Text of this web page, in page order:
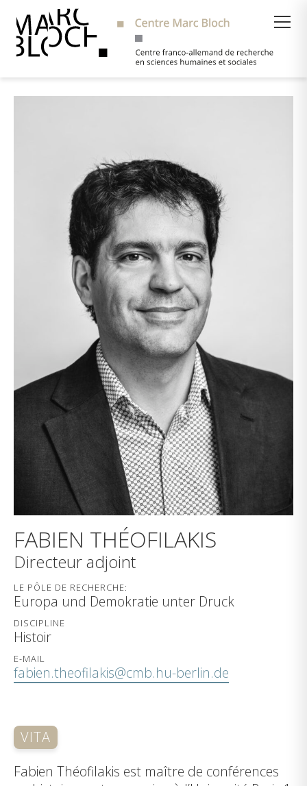
FABIEN THÉOFILAKIS
Directeur adjoint
LE PÔLE DE RECHERCHE:
Europa und Demokratie unter Druck
DISCIPLINE
Histoir
E-MAIL
fabien.theofilakis@cmb.hu-berlin.de
VITA
Fabien Théofilakis est maître de conférences